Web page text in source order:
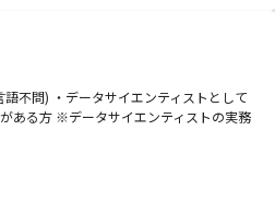
不問) ・データサイエンティストとして
ある方 ※データサイエンティストの実務